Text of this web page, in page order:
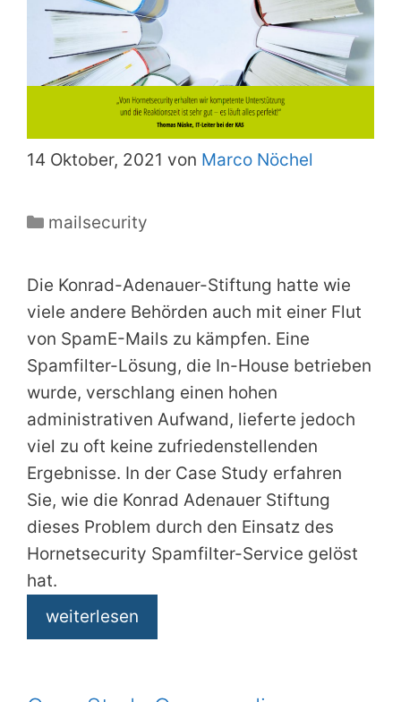
14 Oktober, 2021 von Marco Nöchel
Kategorien
mailsecurity
Die Konrad-Adenauer-Stiftung hatte wie
viele andere Behörden auch mit einer Flut
von SpamE-Mails zu kämpfen. Eine
Spamfilter-Lösung, die In-House betrieben
wurde, verschlang einen hohen
administrativen Aufwand, lieferte jedoch
viel zu oft keine zufriedenstellenden
Ergebnisse. In der Case Study erfahren
Sie, wie die Konrad Adenauer Stiftung
dieses Problem durch den Einsatz des
Hornetsecurity Spamfilter-Service gelöst
hat.
weiterlesen